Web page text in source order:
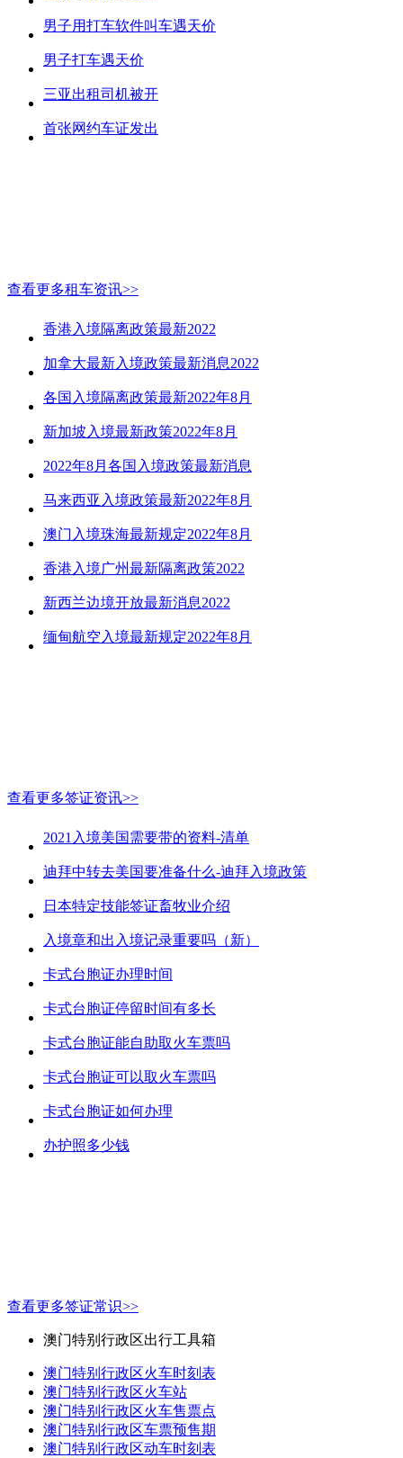
男子用打车软件叫车遇天价
男子打车遇天价
三亚出租司机被开
首张网约车证发出
查看更多租车资讯>>
香港入境隔离政策最新2022
加拿大最新入境政策最新消息2022
各国入境隔离政策最新2022年8月
新加坡入境最新政策2022年8月
2022年8月各国入境政策最新消息
马来西亚入境政策最新2022年8月
澳门入境珠海最新规定2022年8月
香港入境广州最新隔离政策2022
新西兰边境开放最新消息2022
缅甸航空入境最新规定2022年8月
查看更多签证资讯>>
2021入境美国需要带的资料-清单
迪拜中转去美国要准备什么-迪拜入境政策
日本特定技能签证畜牧业介绍
入境章和出入境记录重要吗（新）
卡式台胞证办理时间
卡式台胞证停留时间有多长
卡式台胞证能自助取火车票吗
卡式台胞证可以取火车票吗
卡式台胞证如何办理
办护照多少钱
查看更多签证常识>>
澳门特别行政区出行工具箱
澳门特别行政区火车时刻表
澳门特别行政区火车站
澳门特别行政区火车售票点
澳门特别行政区车票预售期
澳门特别行政区动车时刻表